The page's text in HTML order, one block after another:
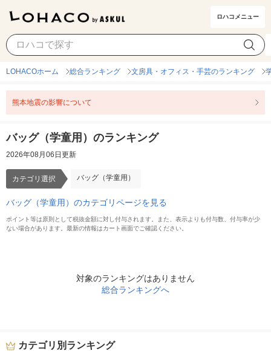
ロハコメニュー
バッグ（学童用） カテゴリ選択
LOHACOホーム 総合ランキング 文房具・オフィス・手芸のランキング
熊本地震の影響について
バッグ（学童用）のランキング
2026年08月06日更新
カテゴリ選択 バッグ（学童用）
バッグ（学童用）のカテゴリページを見る
ポイント等は原則として税抜金額に対し付与されます。また、表示よりも付与数、付与率が少
ない場合があります。最新の情報はカート画面でご確認ください。
対象のランキングはありません
総合ランキングへ
カテゴリ別ランキング